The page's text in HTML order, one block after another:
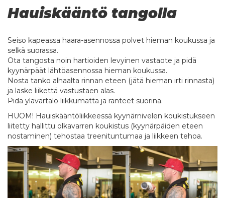
Hauiskääntö tangolla
Seiso kapeassa haara-asennossa polvet hieman koukussa ja
selkä suorassa.
Ota tangosta noin hartioiden levyinen vastaote ja pidä
kyynärpäät lähtöasennossa hieman koukussa.
Nosta tanko alhaalta rinnan eteen (jätä hieman irti rinnasta)
ja laske liikettä vastustaen alas.
Pidä ylävartalo liikkumatta ja ranteet suorina.
HUOM! Hauiskääntöliikkeessä kyynärnivelen koukistukseen
liitetty hallittu olkavarren koukistus (kyynärpäiden eteen
nostaminen) tehostaa treenituntumaa ja liikkeen tehoa.